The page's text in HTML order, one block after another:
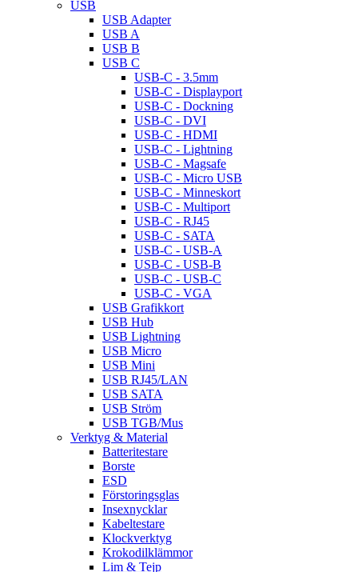
USB
USB Adapter
USB A
USB B
USB C
USB-C - 3.5mm
USB-C - Displayport
USB-C - Dockning
USB-C - DVI
USB-C - HDMI
USB-C - Lightning
USB-C - Magsafe
USB-C - Micro USB
USB-C - Minneskort
USB-C - Multiport
USB-C - RJ45
USB-C - SATA
USB-C - USB-A
USB-C - USB-B
USB-C - USB-C
USB-C - VGA
USB Grafikkort
USB Hub
USB Lightning
USB Micro
USB Mini
USB RJ45/LAN
USB SATA
USB Ström
USB TGB/Mus
Verktyg & Material
Batteritestare
Borste
ESD
Förstoringsglas
Insexnycklar
Kabeltestare
Klockverktyg
Krokodilklämmor
Lim & Tejp